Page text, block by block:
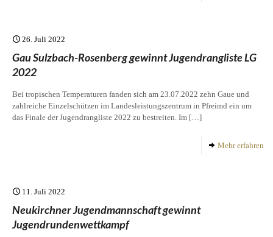
26. Juli 2022
Gau Sulzbach-Rosenberg gewinnt Jugendrangliste LG
2022
Bei tropischen Temperaturen fanden sich am 23.07.2022 zehn Gaue und
zahlreiche Einzelschützen im Landesleistungszentrum in Pfreimd ein um
das Finale der Jugendrangliste 2022 zu bestreiten. Im […]
Mehr erfahren
11. Juli 2022
Neukirchner Jugendmannschaft gewinnt
Jugendrundenwettkampf